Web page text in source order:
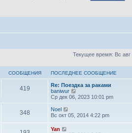
Текущее время: Вс авг
СООБЩЕНИЯ ПОСЛЕДНЕЕ СООБЩЕНИЕ
419
Re: Поездка за раками
baniwur
е
р
й
к
Ср дек 06, 2023 10:01 pm
348 Noel
е
Вс окт 05, 2014 4:22 pm
Yan